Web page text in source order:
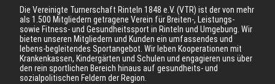
Die Vereinigte Turnerschaft Rinteln 1848 e.V. (VTR) ist der von mehr
als 1.500 Mitgliedern getragene Verein für Breiten-, Leistungs-
sowie Fitness- und Gesundheitssport in Rinteln und Umgebung. Wir
bieten unseren Mitgliedern und Kunden ein umfassendes und
lebens-begleitendes Sportangebot. Wir leben Kooperationen mit
Krankenkassen, Kindergärten und Schulen und engagieren uns über
den rein sportlichen Bereich hinaus auf gesundheits- und
sozialpolitischen Feldern der Region.